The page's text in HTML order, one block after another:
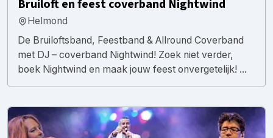
Bruiloft en feest coverband Nightwind
Helmond
De Bruiloftsband, Feestband & Allround Coverband
met DJ – coverband Nightwind! Zoek niet verder,
boek Nightwind en maak jouw feest onvergetelijk! ...